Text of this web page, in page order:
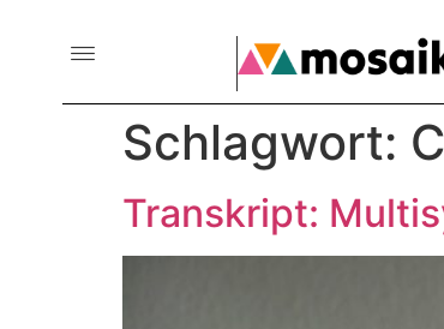
Schlagwort:
Transkript: